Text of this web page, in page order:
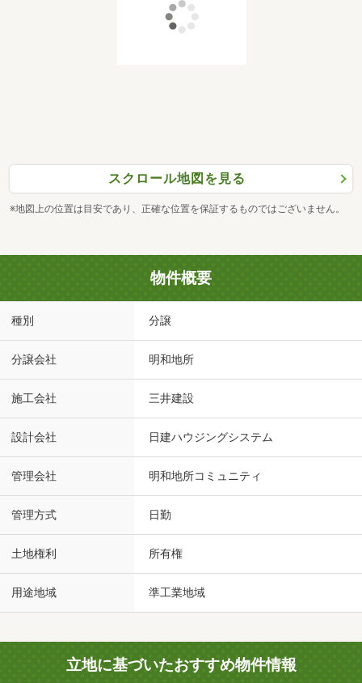
スクロール地図を見る
※地図上の位置は目安であり、正確な位置を保証するものではございません。
物件概要
種別 分譲
分譲会社 明和地所
施工会社 三井建設
設計会社 日建ハウジングシステム
管理会社 明和地所コミュニティ
管理方式 日勤
土地権利 所有権
用途地域 準工業地域
立地に基づいたおすすめ物件情報